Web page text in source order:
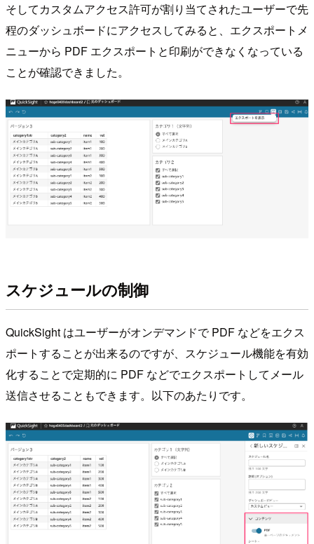
そしてカスタムアクセス許可が割り当てされたユーザーで先
程のダッシュボードにアクセスしてみると、エクスポートメ
ニューから PDF エクスポートと印刷ができなくなっている
ことが確認できました。
スケジュールの制御
QuickSight はユーザーがオンデマンドで PDF などをエクス
ポートすることが出来るのですが、スケジュール機能を有効
化することで定期的に PDF などでエクスポートしてメール
送信させることもできます。以下のあたりです。